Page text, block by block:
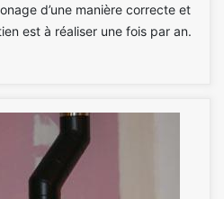
d’une manière correcte et
est à réaliser une fois par an.